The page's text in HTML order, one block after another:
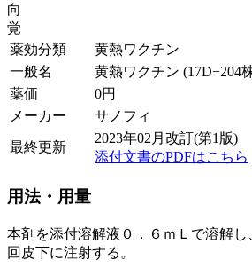
向
覚
薬効分類
黄熱ワクチン
一般名
黄熱ワクチン (17D−204
薬価
0円
メーカー
サノフィ
最終更新
2023年02月改訂(第1版)
添付文書のPDFはこちら
用法・用量
本剤を添付溶解液０．６ｍＬで溶解し
回皮下に注射する。